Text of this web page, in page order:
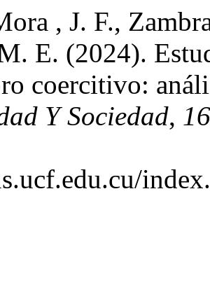
, J. F.,
E. (2024).
coercitivo:
Y Sociedad, 16